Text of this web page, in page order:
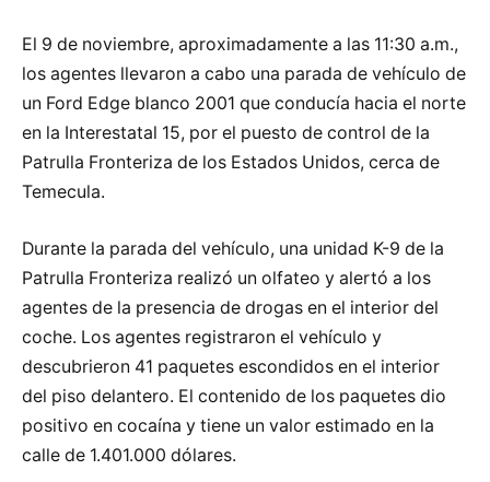
El 9 de noviembre, aproximadamente a las 11:30 a.m.,
los agentes llevaron a cabo una parada de vehículo de
un Ford Edge blanco 2001 que conducía hacia el norte
en la Interestatal 15, por el puesto de control de la
Patrulla Fronteriza de los Estados Unidos, cerca de
Temecula.
Durante la parada del vehículo, una unidad K-9 de la
Patrulla Fronteriza realizó un olfateo y alertó a los
agentes de la presencia de drogas en el interior del
coche. Los agentes registraron el vehículo y
descubrieron 41 paquetes escondidos en el interior
del piso delantero. El contenido de los paquetes dio
positivo en cocaína y tiene un valor estimado en la
calle de 1.401.000 dólares.